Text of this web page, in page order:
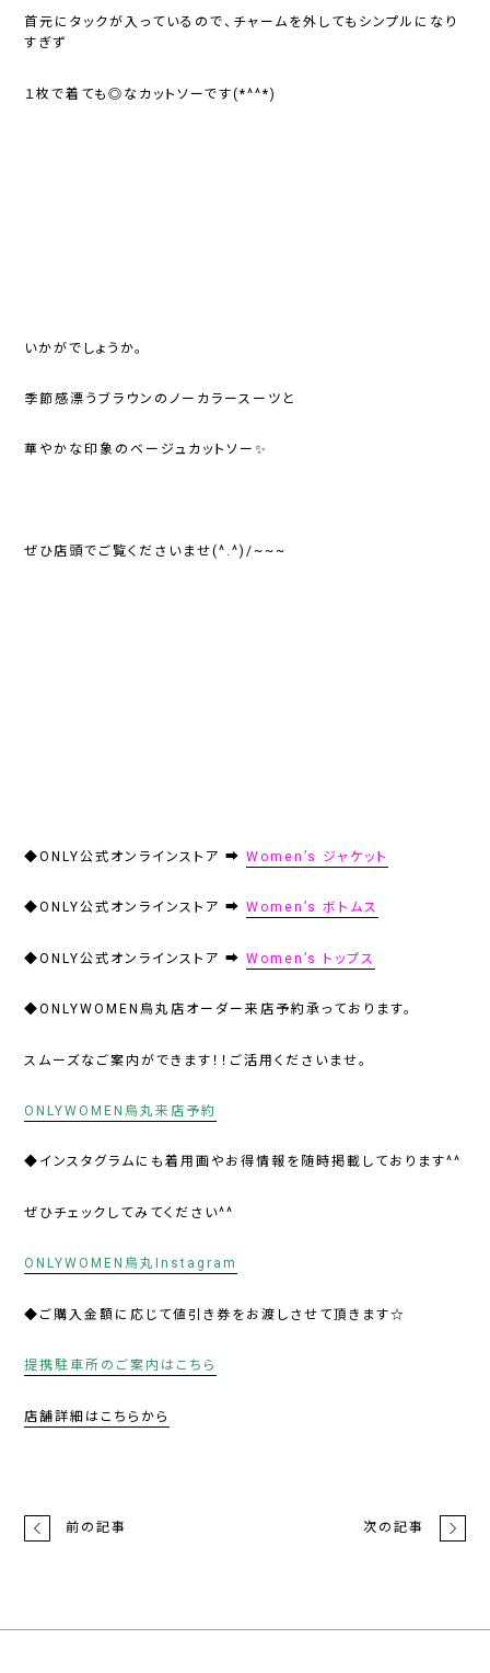
首元にタックが入っているので、チャームを外してもシンプルになり
すぎず
１枚で着ても◎なカットソーです(*^^*)
いかがでしょうか。
季節感漂うブラウンのノーカラースーツと
華やかな印象のベージュカットソー✨
ぜひ店頭でご覧くださいませ(^.^)/~~~
◆ONLY公式オンラインストア ➡ Women’s ジャケット
◆ONLY公式オンラインストア ➡Women’s ボトムス
◆ONLY公式オンラインストア ➡Women’s トップス
◆ONLYWOMEN烏丸店オーダー来店予約承っております。
スムーズなご案内ができます！！ご活用くださいませ。
ONLYWOMEN烏丸来店予約
◆インスタグラムにも着用画やお得情報を随時掲載しております^^
ぜひチェックしてみてください^^
ONLYWOMEN烏丸Instagram
◆ご購入金額に応じて値引き券をお渡しさせて頂きます☆
提携駐車所のご案内はこちら
店舗詳細はこちらから
前の記事 次の記事